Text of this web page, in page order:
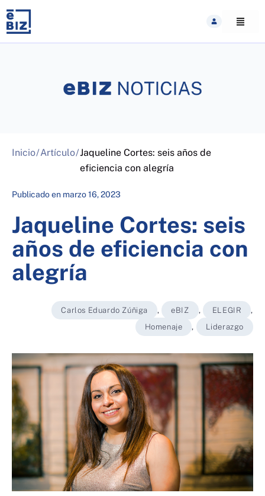
content
Inicio/Artículo/Jaqueline Cortes: seis años de
eficiencia con alegría
Publicado en marzo 16, 2023
Jaqueline Cortes: seis
años de eficiencia con
alegría
Carlos Eduardo Zúñiga , eBIZ , ELEGIR
,
Homenaje
, Liderazgo